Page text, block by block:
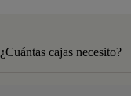
¿Cuántas cajas necesito?